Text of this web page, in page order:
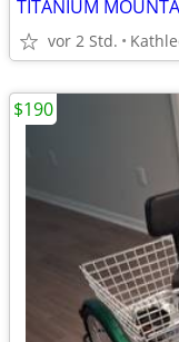
TITANIUM
vor 2 Std.
$190